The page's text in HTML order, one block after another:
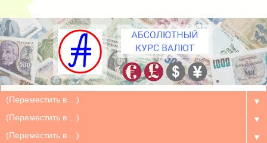
▼
▼
▼